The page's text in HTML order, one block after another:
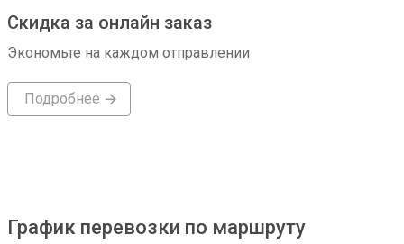
Скидка за онлайн заказ
Экономьте на каждом отправлении
Подробнее
График перевозки по маршруту